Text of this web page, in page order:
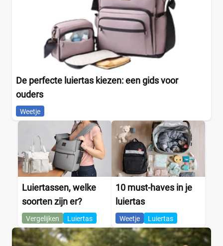
De perfecte luiertas kiezen: een gids voor
ouders
Weetje
Luiertassen, welke
soorten zijn er?
Vergelijken Luiertas
10 must-haves in je
luiertas
Weetje Luiertas